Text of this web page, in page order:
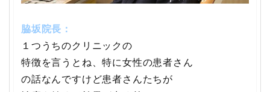
脇坂院長：
１つうちのクリニックの
特徴を言うとね、特に女性の患者さん
の話なんですけど患者さんたちが